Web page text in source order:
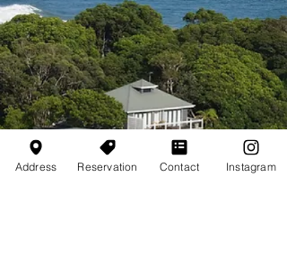
Address Reservation Contact Instagram